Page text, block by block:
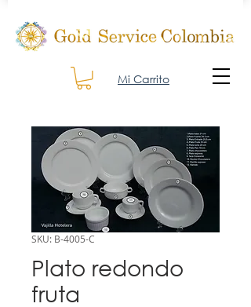
Mi Carrito
SKU: B-4005-C
Plato redondo
fruta